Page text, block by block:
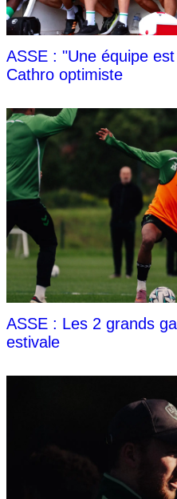
ASSE : "Une équipe
Cathro optimiste
ASSE : Les 2 grands
estivale